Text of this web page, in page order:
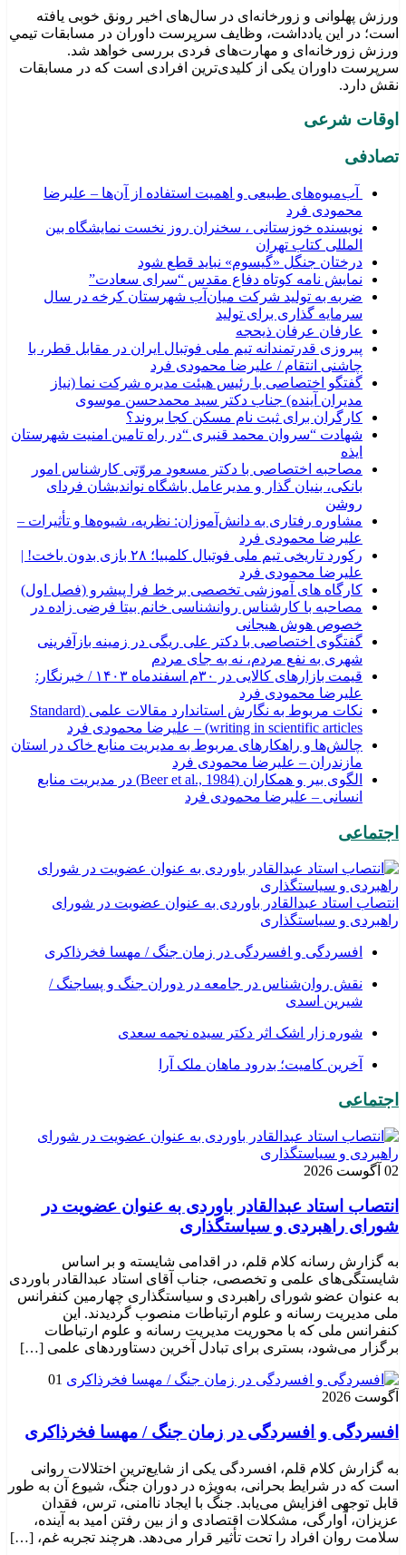
ورزش پهلوانی و زورخانه‌ای در سال‌های اخیر رونق خوبی یافته
است؛ در این یادداشت، وظایف سرپرست داوران در مسابقات تیمي
ورزش زورخانه‌ای و مهارت‌های فردی بررسی خواهد شد.
سرپرست داوران یکی از کلیدی‌ترین افرادی است که در مسابقات
نقش دارد.
اوقات شرعی
تصادفی
آب‌میوه‌های طبیعی و اهمیت استفاده از آن‌ها – علیرضا
محمودی فرد
نویسنده خوزستانی ، سخنران روز نخست نمایشگاه بین
المللی کتاب تهران
درختان جنگل «گیسوم» نباید قطع شود
نمایش نامه کوتاه دفاع مقدس “سرای سعادت”
ضربه به تولید شرکت میان‌آب شهرستان کرخه در سال
سرمایه گذاری برای تولید
عارفان عرفان ذیحجه
پیروزی قدرتمندانه تیم ملی فوتبال ایران در مقابل قطر، با
چاشنی انتقام / علیرضا محمودی فرد
گفتگو اختصاصی با رئیس هیئت مدیره شرکت نما (نیاز
مدیران آینده) جناب دکتر سید محمدحسن موسوی
کارگران برای ثبت نام مسکن کجا بروند؟
شهادت “سروان محمد قنبری “در راه تامین امنیت شهرستان
ایذه
مصاحبه اختصاصی با دکتر مسعود مروّتی کارشناس امور
بانکی، بنیان گذار و مدیرعامل باشگاه نواندیشان فردای
روشن
مشاوره رفتاری به دانش‌آموزان: نظریه، شیوه‌ها و تأثیرات –
علیرضا محمودی فرد
رکورد تاریخی تیم ملی فوتبال کلمبیا؛ ۲۸ بازی بدون باخت! |
علیرضا محمودی فرد
کارگاه های آموزشی تخصصی برخط فرا پیشرو (فصل اول)
مصاحبه با کارشناس روانشناسی خانم بیتا فرضی زاده در
خصوص هوش هیجانی
گفتگوی اختصاصی با دکتر علی ریگی در زمینه بازآفرینی
شهری به نفع مردم، نه به جای مردم
قیمت بازارهای کالایی در ۳۰م اسفندماه ۱۴۰۳ / خبرنگار:
علیرضا محمودی فرد
نکات مربوط به نگارش استاندارد مقالات علمی (Standard
writing in scientific articles) – علیرضا محمودی فرد
چالش‌ها و راهکارهای مربوط به مدیریت منابع خاک در استان
مازندران – علیرضا محمودی فرد
الگوی بیر و همکاران (Beer et al., 1984) در مدیریت منابع
انسانی – علیرضا محمودی فرد
اجتماعی
انتصاب استاد عبدالقادر باوردی به عنوان عضویت در شورای
راهبردی و سیاستگذاری
افسردگی و افسردگی در زمان جنگ / مهسا فخرذاکری
نقش روان‌شناس در جامعه در دوران جنگ و پساجنگ /
شیرین اسدی
شوره زار اشک اثر دکتر سیده نجمه سعدی
​آخرین کامیت؛ بدرود ماهان ملک آرا
اجتماعی
02 آگوست 2026
انتصاب استاد عبدالقادر باوردی به عنوان عضویت در
شورای راهبردی و سیاستگذاری
به گزارش رسانه کلام قلم، در اقدامی شایسته و بر اساس
شایستگی‌های علمی و تخصصی، جناب آقای استاد عبدالقادر باوردی
به عنوان عضو شورای راهبردی و سیاستگذاری چهارمین کنفرانس
ملی مدیریت رسانه و علوم ارتباطات منصوب گردیدند. این
کنفرانس ملی که با محوریت مدیریت رسانه و علوم ارتباطات
برگزار می‌شود، بستری برای تبادل آخرین دستاوردهای علمی […]
01
آگوست 2026
افسردگی و افسردگی در زمان جنگ / مهسا فخرذاکری
به گزارش کلام قلم، افسردگی یکی از شایع‌ترین اختلالات روانی
است که در شرایط بحرانی، به‌ویژه در دوران جنگ، شیوع آن به طور
قابل توجهی افزایش می‌یابد. جنگ با ایجاد ناامنی، ترس، فقدان
عزیزان، آوارگی، مشکلات اقتصادی و از بین رفتن امید به آینده،
سلامت روان افراد را تحت تأثیر قرار می‌دهد. هرچند تجربه غم، […]